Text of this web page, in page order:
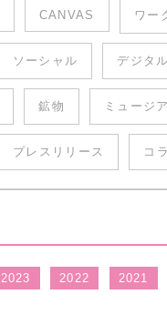
CANVAS ワー
ソーシャル デジタ
鉱物 ミュージ
プレスリリース コ
2023 2022 2021